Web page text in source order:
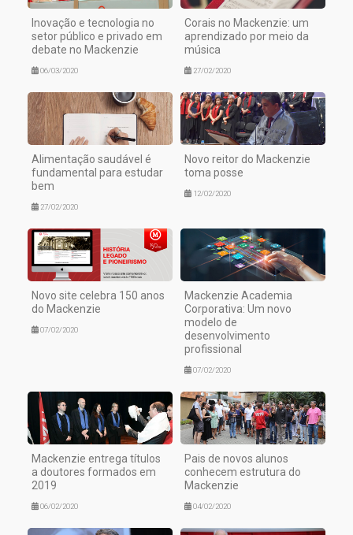
Inovação e tecnologia no
setor público e privado em
debate no Mackenzie
06/03/2020
Corais no Mackenzie: um
aprendizado por meio da
música
27/02/2020
Alimentação saudável é
fundamental para estudar
bem
27/02/2020
Novo reitor do Mackenzie
toma posse
12/02/2020
Novo site celebra 150 anos
do Mackenzie
07/02/2020
Mackenzie Academia
Corporativa: Um novo
modelo de
desenvolvimento
profissional
07/02/2020
Mackenzie entrega títulos
a doutores formados em
2019
06/02/2020
Pais de novos alunos
conhecem estrutura do
Mackenzie
04/02/2020